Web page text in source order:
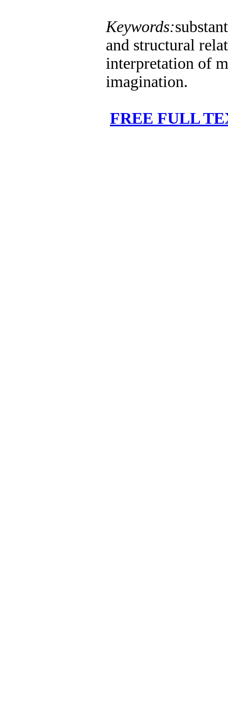
Keywords:
and structural
interpretation of
imagination.
FREE FULL